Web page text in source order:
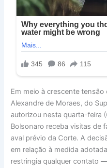
Em meio à crescente
Alexandre de Moraes, do
autorizou nesta quarta-feira
Bolsonaro receba visitas de
aval prévio da Corte. A
em relação à medida
restringia qualquer contato